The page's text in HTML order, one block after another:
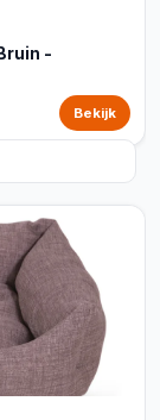
-
Bekijk